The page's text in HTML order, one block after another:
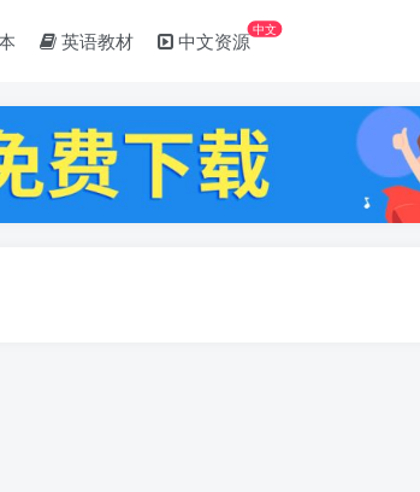
英语教材 中文资源中文